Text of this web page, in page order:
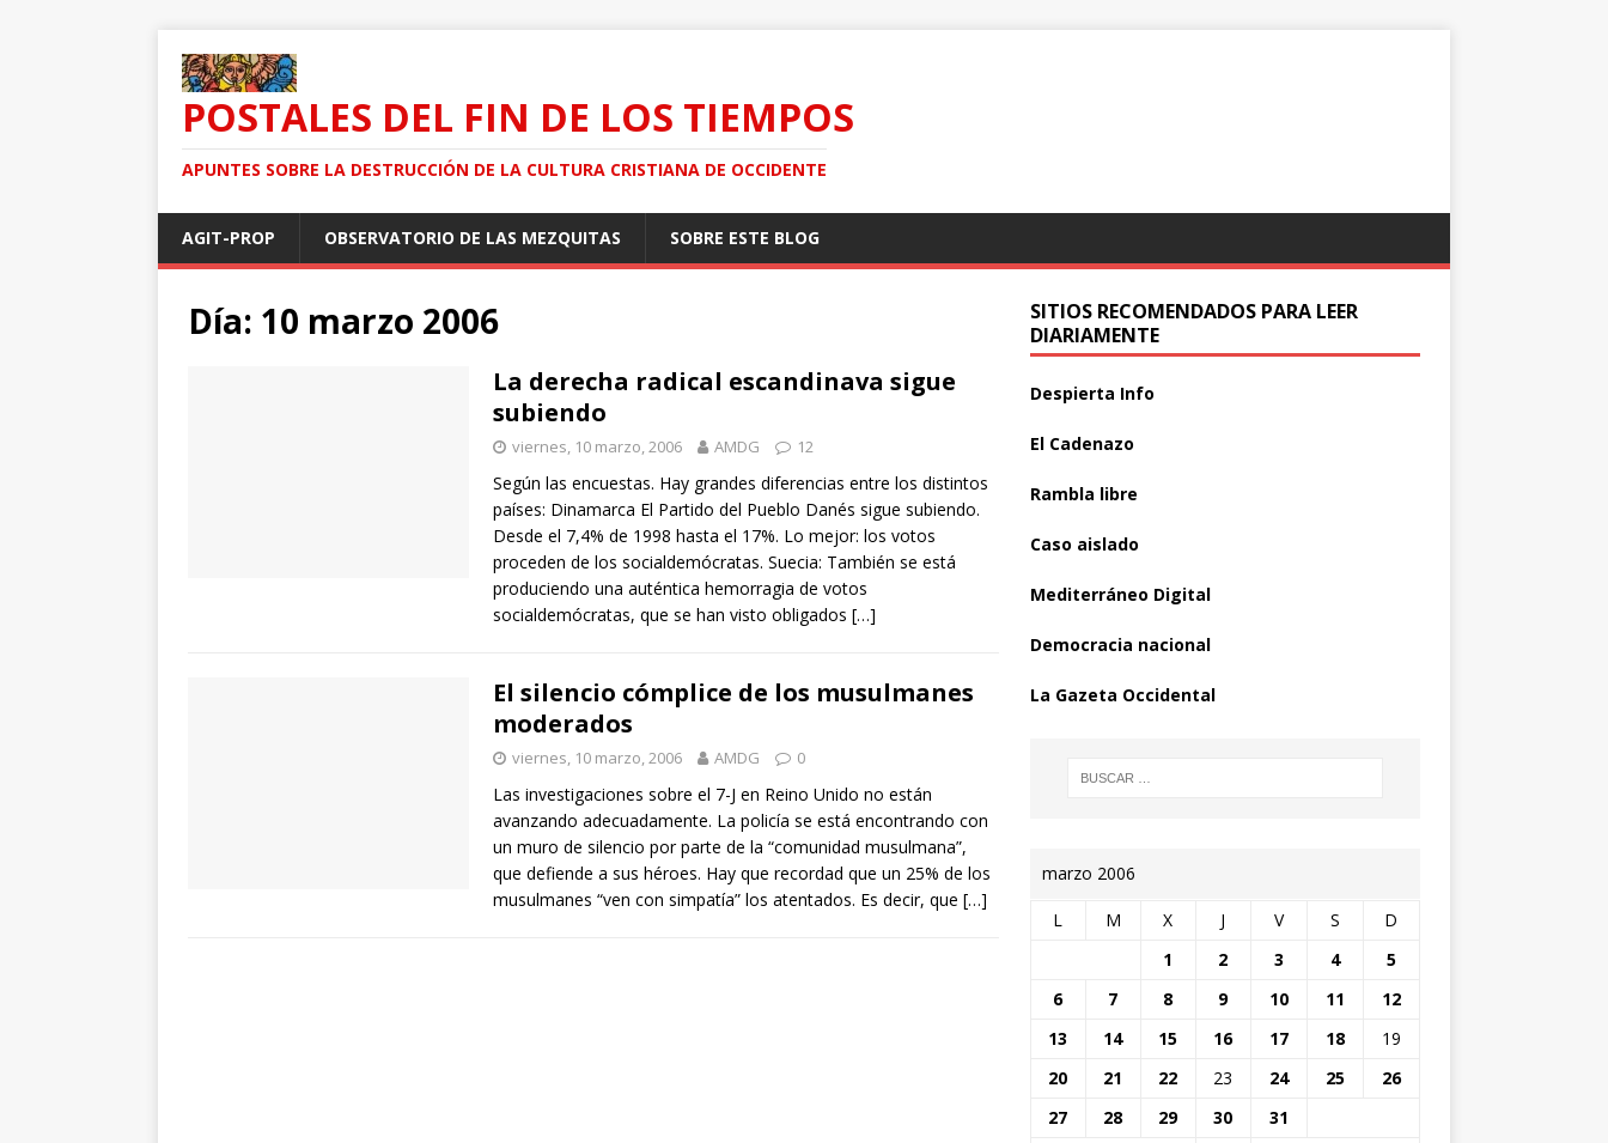
POSTALES DEL FIN DE LOS TIEMPOS
APUNTES SOBRE LA DESTRUCCIÓN DE LA CULTURA CRISTIANA DE OCCIDENTE
AGIT-PROP OBSERVATORIO DE LAS MEZQUITAS SOBRE ESTE BLOG
Día: 10 marzo 2006
La derecha radical escandinava sigue
subiendo
viernes, 10 marzo, 2006 AMDG 12
Según las encuestas. Hay grandes diferencias entre los distintos
países: Dinamarca El Partido del Pueblo Danés sigue subiendo.
Desde el 7,4% de 1998 hasta el 17%. Lo mejor: los votos
proceden de los socialdemócratas. Suecia: También se está
produciendo una auténtica hemorragia de votos
socialdemócratas, que se han visto obligados […]
El silencio cómplice de los musulmanes
moderados
viernes, 10 marzo, 2006 AMDG 0
Las investigaciones sobre el 7-J en Reino Unido no están
avanzando adecuadamente. La policía se está encontrando con
un muro de silencio por parte de la “comunidad musulmana”,
que defiende a sus héroes. Hay que recordad que un 25% de los
musulmanes “ven con simpatía” los atentados. Es decir, que […]
SITIOS RECOMENDADOS PARA LEER
DIARIAMENTE
Despierta Info
El Cadenazo
Rambla libre
Caso aislado
Mediterráneo Digital
Democracia nacional
La Gazeta Occidental
marzo 2006
L M X J V S D
1 2 3 4
5
6
7 8 9 10 11
12
13
14 15 16 17 18
19
20
21 22 23 24 25
26
27
28 29 30 31